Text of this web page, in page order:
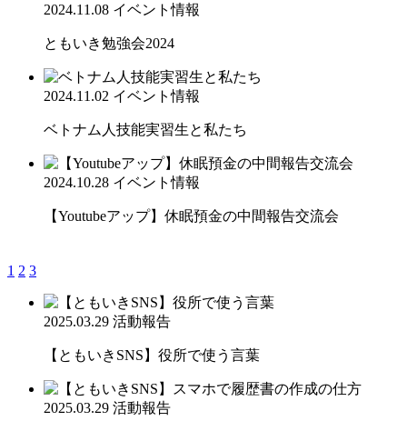
2024.11.08 イベント情報
ともいき勉強会2024
2024.11.02 イベント情報
ベトナム人技能実習生と私たち
2024.10.28 イベント情報
【Youtubeアップ】休眠預金の中間報告交流会
1 2 3
2025.03.29 活動報告
【ともいきSNS】役所で使う言葉
2025.03.29 活動報告